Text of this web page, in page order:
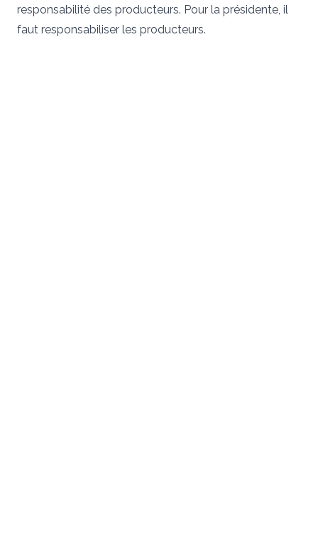
responsabilité des producteurs. Pour la présidente, il
faut responsabiliser les producteurs.